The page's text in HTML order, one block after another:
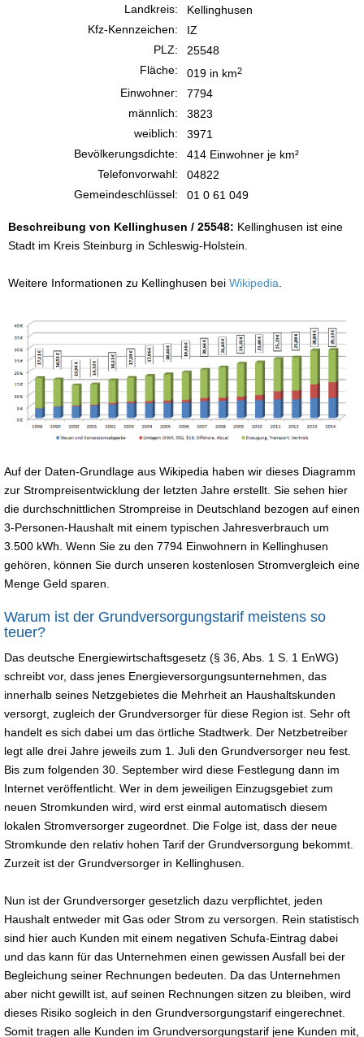
Landkreis:
Kellinghusen
Kfz-Kennzeichen:
IZ
PLZ:
25548
Fläche:
019 in km2
Einwohner:
7794
männlich:
3823
weiblich:
3971
Bevölkerungsdichte:
414 Einwohner je km²
Telefonvorwahl:
04822
Gemeindeschlüssel:
01 0 61 049
Beschreibung von Kellinghusen / 25548: Kellinghusen ist eine
Stadt im Kreis Steinburg in Schleswig-Holstein.
Weitere Informationen zu Kellinghusen bei Wikipedia
Auf der Daten-Grundlage aus Wikipedia haben wir dieses Diagramm
zur Strompreisentwicklung der letzten Jahre erstellt. Sie sehen hier
die durchschnittlichen Strompreise in Deutschland bezogen auf einen
3-Personen-Haushalt mit einem typischen Jahresverbrauch um
3.500 kWh. Wenn Sie zu den 7794 Einwohnern in Kellinghusen
gehören, können Sie durch unseren kostenlosen Stromvergleich eine
Menge Geld sparen.
Warum ist der Grundversorgungstarif meistens so
teuer?
Das deutsche Energiewirtschaftsgesetz (§ 36, Abs. 1 S. 1 EnWG)
schreibt vor, dass jenes Energieversorgungsunternehmen, das
innerhalb seines Netzgebietes die Mehrheit an Haushaltskunden
versorgt, zugleich der Grundversorger für diese Region ist. Sehr oft
handelt es sich dabei um das örtliche Stadtwerk. Der Netzbetreiber
legt alle drei Jahre jeweils zum 1. Juli den Grundversorger neu fest.
Bis zum folgenden 30. September wird diese Festlegung dann im
Internet veröffentlicht. Wer in dem jeweiligen Einzugsgebiet zum
neuen Stromkunden wird, wird erst einmal automatisch diesem
lokalen Stromversorger zugeordnet. Die Folge ist, dass der neue
Stromkunde den relativ hohen Tarif der Grundversorgung bekommt.
Zurzeit ist der Grundversorger in Kellinghusen.
Nun ist der Grundversorger gesetzlich dazu verpflichtet, jeden
Haushalt entweder mit Gas oder Strom zu versorgen. Rein statistisch
sind hier auch Kunden mit einem negativen Schufa-Eintrag dabei
und das kann für das Unternehmen einen gewissen Ausfall bei der
Begleichung seiner Rechnungen bedeuten. Da das Unternehmen
aber nicht gewillt ist, auf seinen Rechnungen sitzen zu bleiben, wird
dieses Risiko sogleich in den Grundversorgungstarif eingerechnet.
Somit tragen alle Kunden im Grundversorgungstarif jene Kunden mit,